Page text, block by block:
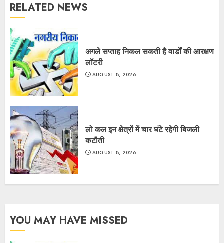
RELATED NEWS
अगले सप्ताह निकल सकती है वार्डों की आरक्षण
लॉटरी
AUGUST 8, 2026
लो कल इन क्षेत्रों में चार घंटे रहेगी बिजली
कटौती
AUGUST 8, 2026
YOU MAY HAVE MISSED